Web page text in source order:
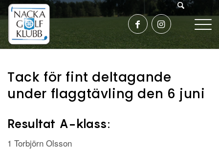
Tack för fint deltagande
under flaggtävling den 6 juni
Resultat A-klass:
1 Torbjörn Olsson